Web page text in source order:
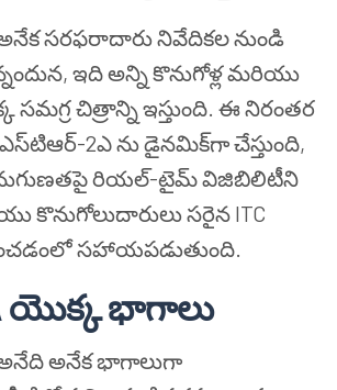
సరఫరాదారు నివేదికల నుండి
ఇది అన్ని కొనుగోళ్ల మరియు
సమగ్ర చిత్రాన్ని ఇస్తుంది. ఈ నిరంతర
2ఎ ను డైనమిక్‌గా చేస్తుంది,
రియల్-టైమ్ విజిబిలిటీని
కొనుగోలుదారులు సరైన ITC
సహాయపడుతుంది.
యొక్క భాగాలు
అనేక భాగాలుగా